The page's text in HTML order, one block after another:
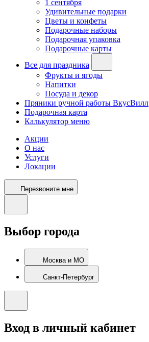
1 сентября
Удивительные подарки
Цветы и конфеты
Подарочные наборы
Подарочная упаковка
Подарочные карты
Все для праздника
Фрукты и ягоды
Напитки
Посуда и декор
Пряники ручной работы ВкусВилл
Подарочная карта
Калькулятор меню
Акции
О нас
Услуги
Локации
Перезвоните мне
Выбор города
Москва и МО
Санкт-Петербург
Вход в личный кабинет